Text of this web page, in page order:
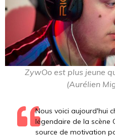
ZywOo est plus jeune
(Aurélien
Nous voici aujourd'hui
légendaire de la scène
source de motivation